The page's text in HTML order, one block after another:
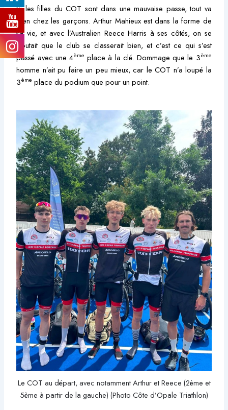
Si les filles du COT sont dans une mauvaise passe, tout va
bien chez les garçons. Arthur Mahieux est dans la forme de
sa vie, et avec l’Australien Reece Harris à ses côtés, on se
doutait que le club se classerait bien, et c’est ce qui s’est
passé avec une 4ème place à la clé. Dommage que le 3ème
homme n’ait pu faire un peu mieux, car le COT n’a loupé la
3ème place du podium que pour un point.
Le COT au départ, avec notamment Arthur et Reece (2ème et
5ème à partir de la gauche) (Photo Côte d’Opale Triathlon)